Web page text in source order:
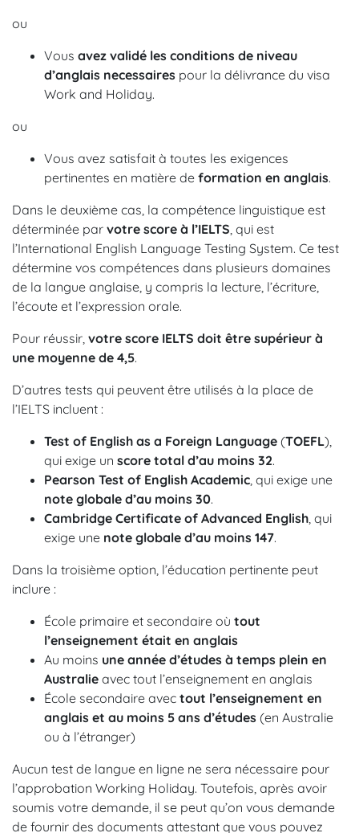
ou
Vous avez validé les conditions de niveau
d’anglais necessaires pour la délivrance du visa
Work and Holiday.
ou
Vous avez satisfait à toutes les exigences
pertinentes en matière de formation en anglais.
Dans le deuxième cas, la compétence linguistique est
déterminée par votre score à l’IELTS, qui est
l’International English Language Testing System. Ce test
détermine vos compétences dans plusieurs domaines
de la langue anglaise, y compris la lecture, l’écriture,
l’écoute et l’expression orale.
Pour réussir, votre score IELTS doit être supérieur à
une moyenne de 4,5.
D’autres tests qui peuvent être utilisés à la place de
l’IELTS incluent :
Test of English as a Foreign Language (TOEFL),
qui exige un score total d’au moins 32.
Pearson Test of English Academic, qui exige une
note globale d’au moins 30.
Cambridge Certificate of Advanced English, qui
exige une note globale d’au moins 147.
Dans la troisième option, l’éducation pertinente peut
inclure :
École primaire et secondaire où tout
l’enseignement était en anglais
Au moins une année d’études à temps plein en
Australie avec tout l’enseignement en anglais
École secondaire avec tout l’enseignement en
anglais et au moins 5 ans d’études (en Australie
ou à l’étranger)
Aucun test de langue en ligne ne sera nécessaire pour
l’approbation Working Holiday. Toutefois, après avoir
soumis votre demande, il se peut qu’on vous demande
de fournir des documents attestant que vous pouvez